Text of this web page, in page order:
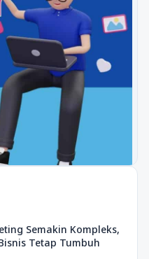
Semakin Kompleks,
Tetap Tumbuh